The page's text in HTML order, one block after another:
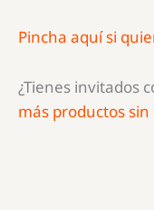
Pincha aquí si
¿Tienes invitados
más productos sin